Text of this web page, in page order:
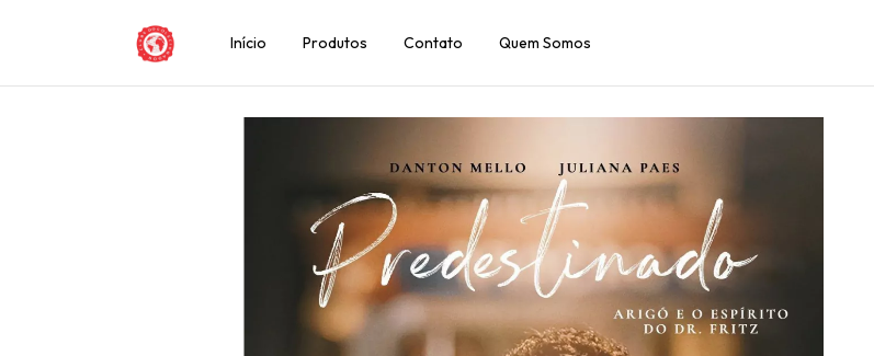
Início Produtos Contato Quem Somos